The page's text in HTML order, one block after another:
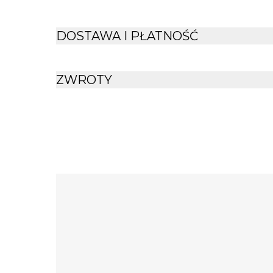
DOSTAWA I PŁATNOŚĆ
ZWROTY